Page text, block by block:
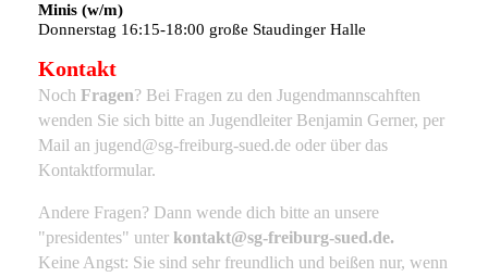
Minis (w/m)
Donnerstag 16:15-18:00 große Staudinger Halle
Kontakt
Noch Fragen? Bei Fragen zu den Jugendmannscahften
wenden Sie sich bitte an Jugendleiter Benjamin Gerner, per
Mail an jugend@sg-freiburg-sued.de oder über das
Kontaktformular.
Andere Fragen? Dann wende dich bitte an unsere
"presidentes" unter kontakt@sg-freiburg-sued.de.
Keine Angst: Sie sind sehr freundlich und beißen nur, wenn